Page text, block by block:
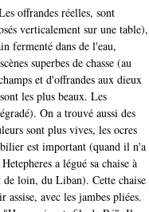
offrandes réelles, sont
verticalement sur une table),
fermenté dans de l'eau,
superbes de chasse (au
et d'offrandes aux dieux
les plus beaux. Les
On a trouvé aussi des
sont plus vives, les ocres
est important (quand il n'a
a légué sa chaise à
loin, du Liban). Cette chaise
avec les jambes pliées.